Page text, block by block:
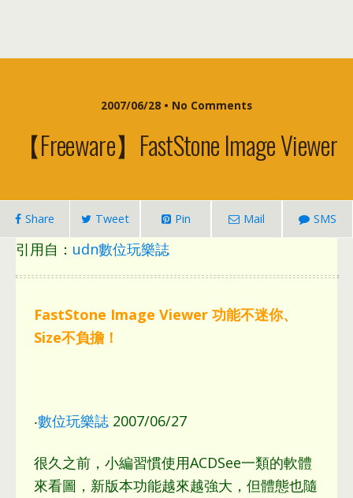
2007/06/28 • No Comments
【Freeware】FastStone Image Viewer
Share Tweet Pin Mail SMS
引用自 ： udn數位玩樂誌
FastStone Image Viewer 功能不迷你、
Size不負擔！
‧數位玩樂誌2007/06/27
很久之前， 小編習慣使用ACDSee一類的軟體
來看圖 ， 新版本功能越來越強大 ， 但體態也隨